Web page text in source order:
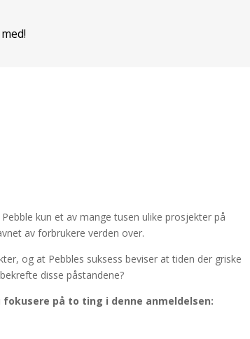
kun et av mange tusen ulike prosjekter på
av forbrukere verden over.
og at Pebbles suksess beviser at tiden der griske
disse påstandene?
på to ting i denne anmeldelsen: